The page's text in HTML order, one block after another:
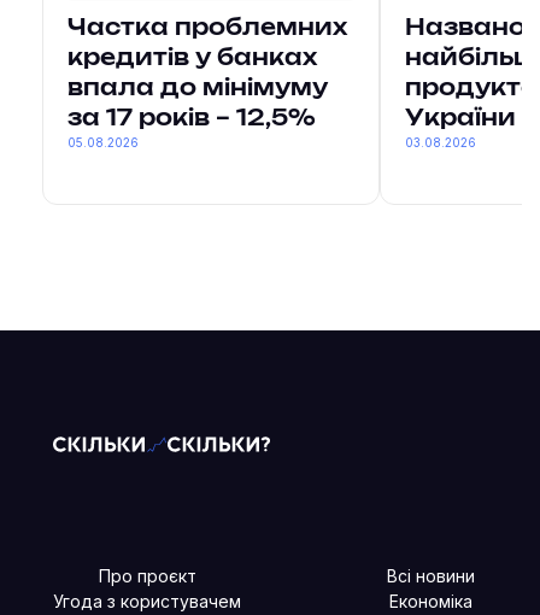
Частка проблемних
кредитів у банках
впала до мінімуму
за 17 років – 12,5%
05.08.2026
Названо
України
03.08.2026
Про проєкт
Угода з користувачем
Всі новини
Економіка